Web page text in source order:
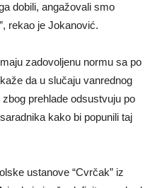
dobili, angažovali smo
rekao je Jokanović.
zadovoljenu normu sa po
da u slučaju vanrednog
prehlade odsustvuju po
kako bi popunili taj
ustanove “Cvrčak” iz